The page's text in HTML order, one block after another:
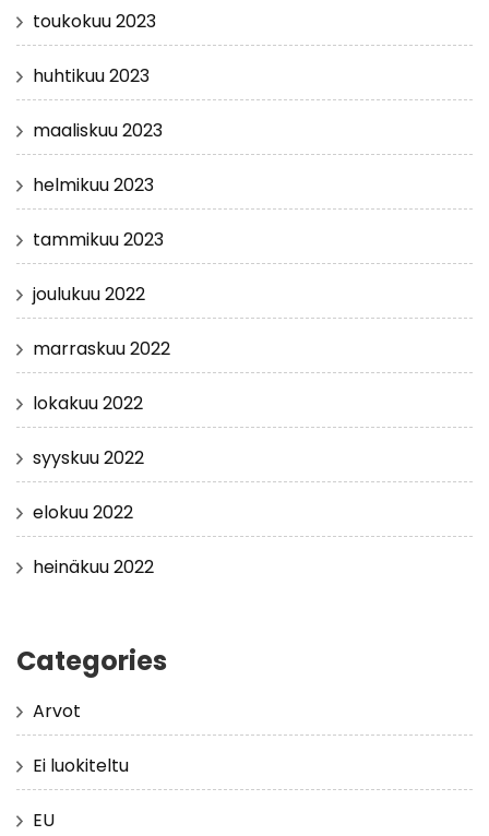
toukokuu 2023
huhtikuu 2023
maaliskuu 2023
helmikuu 2023
tammikuu 2023
joulukuu 2022
marraskuu 2022
lokakuu 2022
syyskuu 2022
elokuu 2022
heinäkuu 2022
Categories
Arvot
Ei luokiteltu
EU